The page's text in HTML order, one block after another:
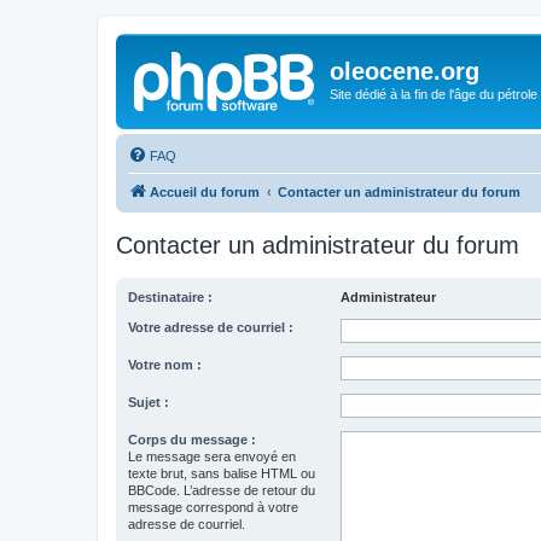
oleocene.org
Site dédié à la fin de l'âge du pétrole
FAQ
Accueil du forum Contacter un administrateur du forum
Contacter un administrateur du forum
Destinataire : Administrateur
Votre adresse de courriel :
Votre nom :
Sujet :
Corps du message :
Le message sera envoyé en
texte brut, sans balise HTML ou
BBCode. L’adresse de retour du
message correspond à votre
adresse de courriel.